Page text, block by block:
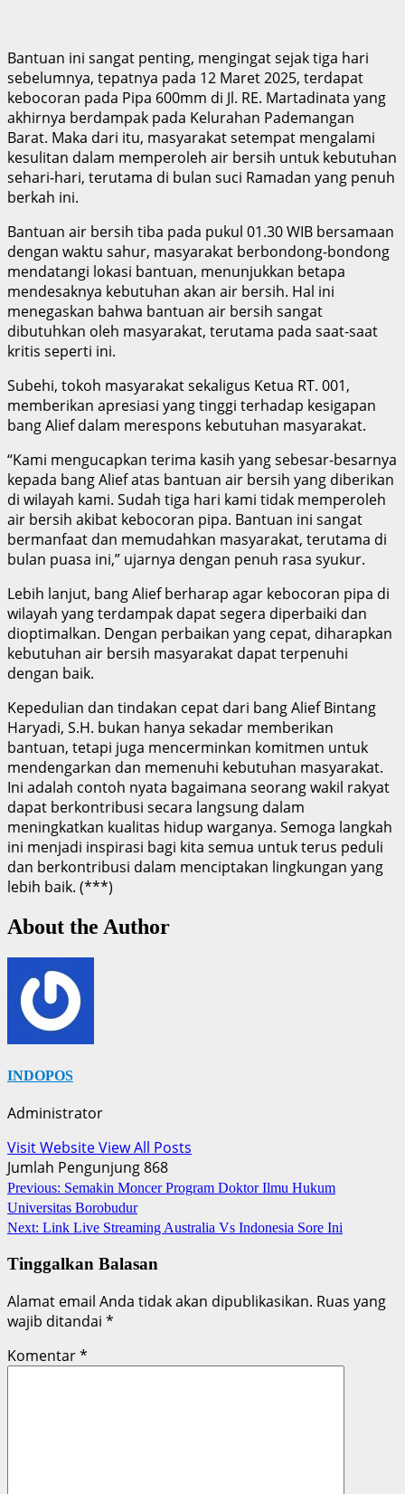
Bantuan ini sangat penting, mengingat sejak tiga hari
sebelumnya, tepatnya pada 12 Maret 2025, terdapat
kebocoran pada Pipa 600mm di Jl. RE. Martadinata yang
akhirnya berdampak pada Kelurahan Pademangan
Barat. Maka dari itu, masyarakat setempat mengalami
kesulitan dalam memperoleh air bersih untuk kebutuhan
sehari-hari, terutama di bulan suci Ramadan yang penuh
berkah ini.
Bantuan air bersih tiba pada pukul 01.30 WIB bersamaan
dengan waktu sahur, masyarakat berbondong-bondong
mendatangi lokasi bantuan, menunjukkan betapa
mendesaknya kebutuhan akan air bersih. Hal ini
menegaskan bahwa bantuan air bersih sangat
dibutuhkan oleh masyarakat, terutama pada saat-saat
kritis seperti ini.
Subehi, tokoh masyarakat sekaligus Ketua RT. 001,
memberikan apresiasi yang tinggi terhadap kesigapan
bang Alief dalam merespons kebutuhan masyarakat.
“Kami mengucapkan terima kasih yang sebesar-besarnya
kepada bang Alief atas bantuan air bersih yang diberikan
di wilayah kami. Sudah tiga hari kami tidak memperoleh
air bersih akibat kebocoran pipa. Bantuan ini sangat
bermanfaat dan memudahkan masyarakat, terutama di
bulan puasa ini,” ujarnya dengan penuh rasa syukur.
Lebih lanjut, bang Alief berharap agar kebocoran pipa di
wilayah yang terdampak dapat segera diperbaiki dan
dioptimalkan. Dengan perbaikan yang cepat, diharapkan
kebutuhan air bersih masyarakat dapat terpenuhi
dengan baik.
Kepedulian dan tindakan cepat dari bang Alief Bintang
Haryadi, S.H. bukan hanya sekadar memberikan
bantuan, tetapi juga mencerminkan komitmen untuk
mendengarkan dan memenuhi kebutuhan masyarakat.
Ini adalah contoh nyata bagaimana seorang wakil rakyat
dapat berkontribusi secara langsung dalam
meningkatkan kualitas hidup warganya. Semoga langkah
ini menjadi inspirasi bagi kita semua untuk terus peduli
dan berkontribusi dalam menciptakan lingkungan yang
lebih baik. (***)
About the Author
INDOPOS
Administrator
Visit WebsiteView All Posts
Jumlah Pengunjung868
Post
navigation
Previous: Semakin Moncer Program Doktor Ilmu Hukum
Universitas Borobudur
Next: Link Live Streaming Australia Vs Indonesia Sore Ini
Tinggalkan Balasan
Alamat email Anda tidak akan dipublikasikan. Ruas yang
wajib ditandai *
Komentar*